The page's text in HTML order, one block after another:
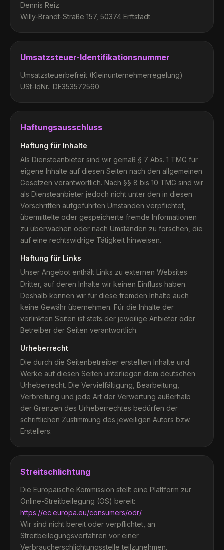
Dennis Reiz
Willy-Brandt-Straße 157, 50374 Erftstadt
Umsatzsteuer-Identifikationsnummer
Umsatzsteuerbefreit (Kleinunternehmerregelung)
USt-IdNr.: DE353572560
Haftungsausschluss
Haftung für Inhalte
Als Diensteanbieter sind wir gemäß § 7 Abs. 1 TMG für
eigene Inhalte auf diesen Seiten nach den allgemeinen
Gesetzen verantwortlich. Nach §§ 8 bis 10 TMG sind wir
als Diensteanbieter jedoch nicht unter den in diesen
Vorschriften aufgeführten Umständen verpflichtet,
übermittelte oder gespeicherte fremde Informationen
zu überwachen oder nach Umständen zu forschen, die
auf eine rechtswidrige Tätigkeit hinweisen.
Haftung für Links
Unser Angebot enthält Links zu externen Websites
Dritter, auf deren Inhalte wir keinen Einfluss haben.
Deshalb können wir für diese fremden Inhalte auch
keine Gewähr übernehmen. Für die Inhalte der
verlinkten Seiten ist stets der jeweilige Anbieter oder
Betreiber der Seiten verantwortlich.
Urheberrecht
Die durch die Seitenbetreiber erstellten Inhalte und
Werke auf diesen Seiten unterliegen dem deutschen
Urheberrecht. Die Vervielfältigung, Bearbeitung,
Verbreitung und jede Art der Verwertung außerhalb
der Grenzen des Urheberrechtes bedürfen der
schriftlichen Zustimmung des jeweiligen Autors bzw.
Erstellers.
Streitschlichtung
Die Europäische Kommission stellt eine Plattform zur
Online-Streitbeilegung (OS) bereit:
https://ec.europa.eu/consumers/odr/.
Wir sind nicht bereit oder verpflichtet, an
Streitbeilegungsverfahren vor einer
Verbraucherschlichtungsstelle teilzunehmen.